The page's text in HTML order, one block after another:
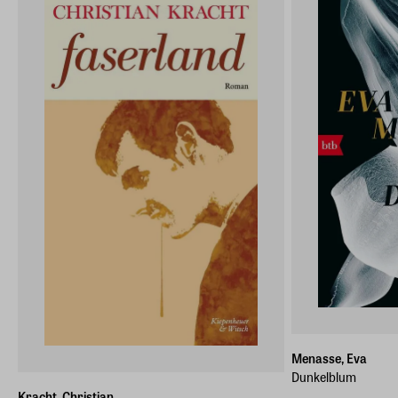
Menasse, Eva
Dunkelblum